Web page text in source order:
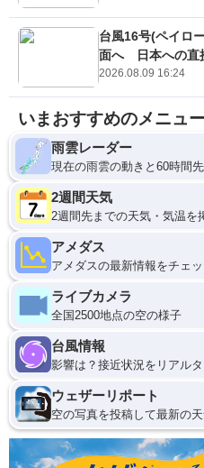
台風16号(ペイロ
面へ 日本への直
2026.08.09 16:24
いまおすすめのメニュー
雨雲レーダー
現在の雨雲の動きと60時間
2週間天気
2週間先までの天気・気温を
アメダス
アメダスの最新情報をチェッ
ライブカメラ
全国2500地点の空の様子
台風情報
影響は？接近状況をリアル
ウェザーリポート
空の写真を投稿して最新の